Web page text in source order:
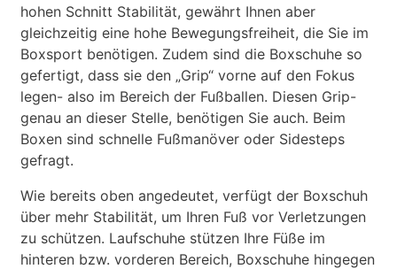
hohen Schnitt Stabilität, gewährt Ihnen aber
gleichzeitig eine hohe Bewegungsfreiheit, die Sie im
Boxsport benötigen. Zudem sind die Boxschuhe so
gefertigt, dass sie den „Grip“ vorne auf den Fokus
legen- also im Bereich der Fußballen. Diesen Grip-
genau an dieser Stelle, benötigen Sie auch. Beim
Boxen sind schnelle Fußmanöver oder Sidesteps
gefragt.
Wie bereits oben angedeutet, verfügt der Boxschuh
über mehr Stabilität, um Ihren Fuß vor Verletzungen
zu schützen. Laufschuhe stützen Ihre Füße im
hinteren bzw. vorderen Bereich, Boxschuhe hingegen